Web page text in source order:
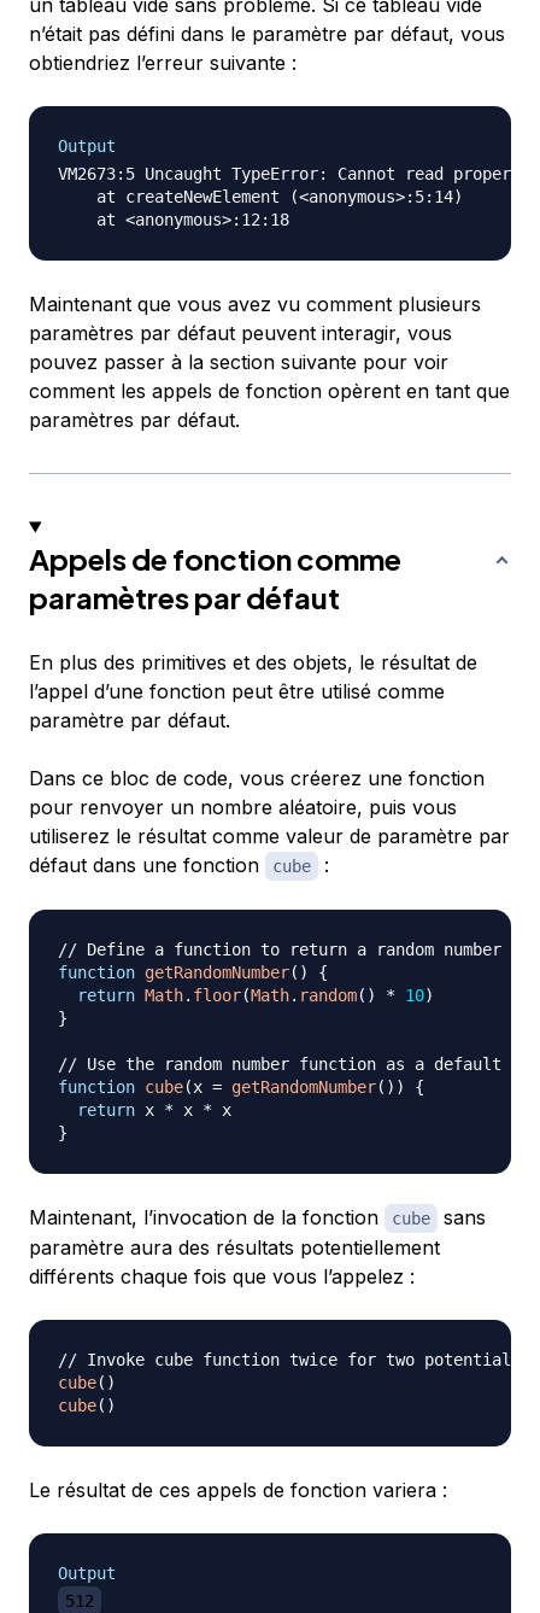
un tableau vide sans problème. Si ce tableau vide
n’était pas défini dans le paramètre par défaut, vous
obtiendriez l’erreur suivante :
Output
VM2673:5 Uncaught TypeError: Cannot read
    at createNewElement (<anonymous>:5:14)
Maintenant que vous avez vu comment plusieurs
paramètres par défaut peuvent interagir, vous
pouvez passer à la section suivante pour voir
comment les appels de fonction opèrent en tant que
paramètres par défaut.
Appels de fonction comme
paramètres par défaut
En plus des primitives et des objets, le résultat de
l’appel d’une fonction peut être utilisé comme
paramètre par défaut.
Dans ce bloc de code, vous créerez une fonction
pour renvoyer un nombre aléatoire, puis vous
utiliserez le résultat comme valeur de paramètre par
défaut dans une fonction
cube :
// Define a function to return a random number
function getRandomNumber( )
{
return Math. floor(Math. random( ) * 10)
}
// Use the random number function as a default
function cube(x = getRandomNumber( ) )
{
return x * x *
}
Maintenant, l’invocation de la fonction cube
sans
paramètre aura des résultats potentiellement
différents chaque fois que vous l’appelez :
// Invoke cube function twice for two
cube( )
cube( )
Le résultat de ces appels de fonction variera :
Output
512